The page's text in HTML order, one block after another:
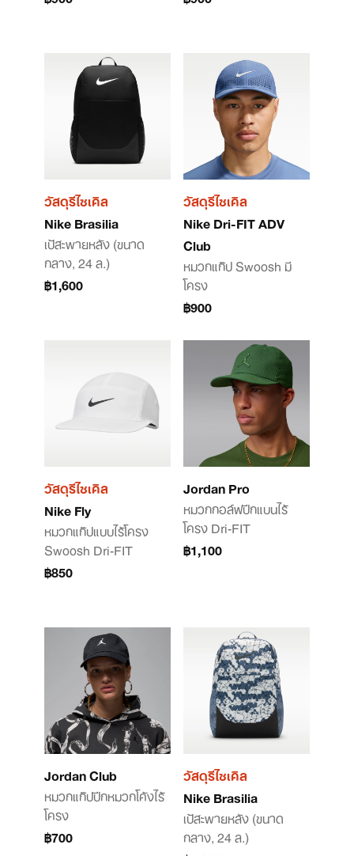
วัสดุรีไซเคิล
Nike Brasilia
เป้สะพายหลัง (ขนาด
กลาง, 24 ล.)
฿1,600
วัสดุรีไซเคิล
Nike Dri-FIT ADV
Club
หมวกแก๊ป Swoosh มี
โครง
฿900
วัสดุรีไซเคิล
Nike Fly
หมวกแก๊ปแบบไร้โครง
Swoosh Dri-FIT
฿850
Jordan Pro
หมวกกอล์ฟปีกแบนไร้
โครง Dri-FIT
฿1,100
Jordan Club
หมวกแก๊ปปีกหมวกโค้งไร้
โครง
฿700
วัสดุรีไซเคิล
Nike Brasilia
เป้สะพายหลัง (ขนาด
กลาง, 24 ล.)